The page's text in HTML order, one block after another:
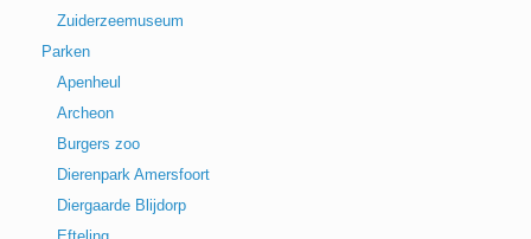
Zuiderzeemuseum
Parken
Apenheul
Archeon
Burgers zoo
Dierenpark Amersfoort
Diergaarde Blijdorp